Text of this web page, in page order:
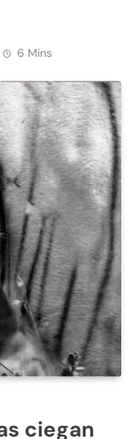
6 Mins
ciegan